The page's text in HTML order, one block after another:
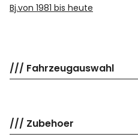
Bj.von 1981 bis heute
/// Fahrzeugauswahl
/// Zubehoer